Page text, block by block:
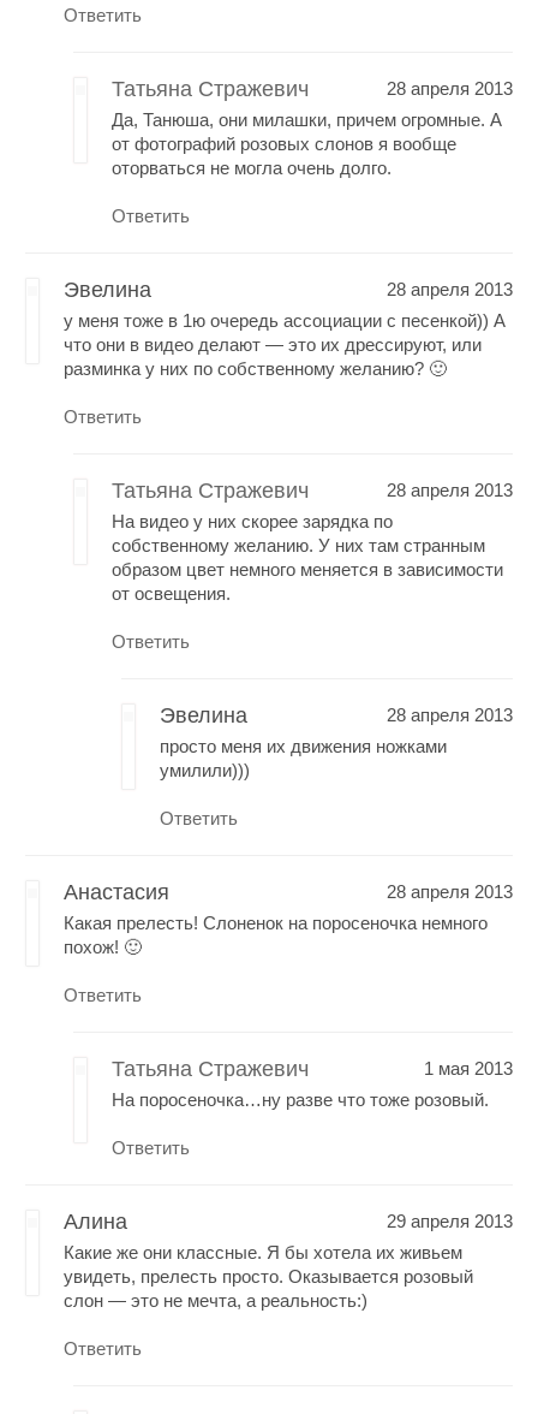
Ответить
Татьяна Стражевич
28 апреля 2013
Да, Танюша, они милашки, причем огромные. А
от фотографий розовых слонов я вообще
оторваться не могла очень долго.
Ответить
Эвелина
28 апреля 2013
у меня тоже в 1ю очередь ассоциации с песенкой)) А
что они в видео делают — это их дрессируют, или
разминка у них по собственному желанию? 🙂
Ответить
Татьяна Стражевич
28 апреля 2013
На видео у них скорее зарядка по
собственному желанию. У них там странным
образом цвет немного меняется в зависимости
от освещения.
Ответить
Эвелина
28 апреля 2013
просто меня их движения ножками
умилили)))
Ответить
Анастасия
28 апреля 2013
Какая прелесть! Слоненок на поросеночка немного
похож! 🙂
Ответить
Татьяна Стражевич
1 мая 2013
На поросеночка…ну разве что тоже розовый.
Ответить
Алина
29 апреля 2013
Какие же они классные. Я бы хотела их живьем
увидеть, прелесть просто. Оказывается розовый
слон — это не мечта, а реальность:)
Ответить